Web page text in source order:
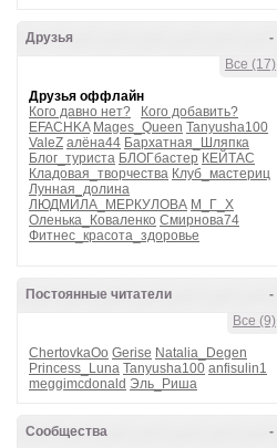
-
Друзья
Все (17)
Друзья оффлайн
Кого давно нет?
Кого добавить?
EFACHKA Mages_Queen Tanyusha100
ValeZ алёна44 Бархатная_Шляпка
Блог_туриста БЛОГбастер КЕЙТАС
Кладовая_творчества Клуб_мастериц
Лунная_долина
ЛЮДМИЛА_МЕРКУЛОВА М_Г_Х
Оленька_Коваленко Смирнова74
Фитнес_красота_здоровье
-
Постоянные читатели
Все (9)
ChertovkaOo Gerise Natalia_Degen
Princess_Luna Tanyusha100 anfisulin1
meggimcdonald Эль_Риша
-
Сообщества